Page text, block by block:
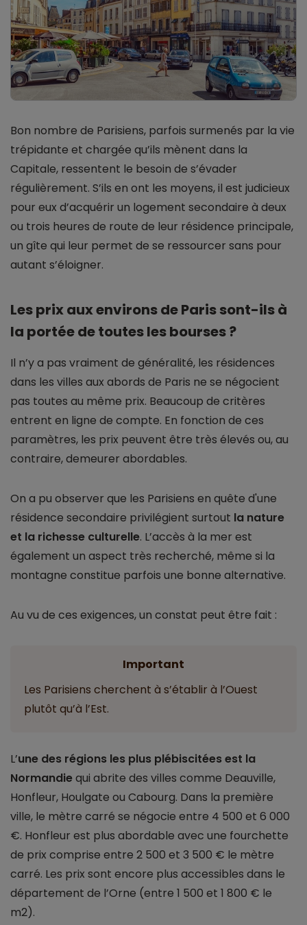
Bon nombre de Parisiens, parfois surmenés par la vie
trépidante et chargée qu’ils mènent dans la
Capitale, ressentent le besoin de s’évader
régulièrement. S’ils en ont les moyens, il est judicieux
pour eux d’acquérir un logement secondaire à deux
ou trois heures de route de leur résidence principale,
un gîte qui leur permet de se ressourcer sans pour
autant s’éloigner.
Les prix aux environs de Paris sont-ils à
la portée de toutes les bourses ?
Il n’y a pas vraiment de généralité, les résidences
dans les villes aux abords de Paris ne se négocient
pas toutes au même prix. Beaucoup de critères
entrent en ligne de compte. En fonction de ces
paramètres, les prix peuvent être très élevés ou, au
contraire, demeurer abordables.
On a pu observer que les Parisiens en quête d'une
résidence secondaire privilégient surtout la nature
et la richesse culturelle. L’accès à la mer est
également un aspect très recherché, même si la
montagne constitue parfois une bonne alternative.
Au vu de ces exigences, un constat peut être fait :
Important
Les Parisiens cherchent à s’établir à l’Ouest
plutôt qu’à l’Est.
L’une des régions les plus plébiscitées est la
Normandiequi abrite des villes comme Deauville,
Honfleur, Houlgate ou Cabourg. Dans la première
ville, le mètre carré se négocie entre 4 500 et 6 000
€. Honfleur est plus abordable avec une fourchette
de prix comprise entre 2 500 et 3 500 € le mètre
carré. Les prix sont encore plus accessibles dans le
département de l’Orne (entre 1 500 et 1 800 € le
m2).